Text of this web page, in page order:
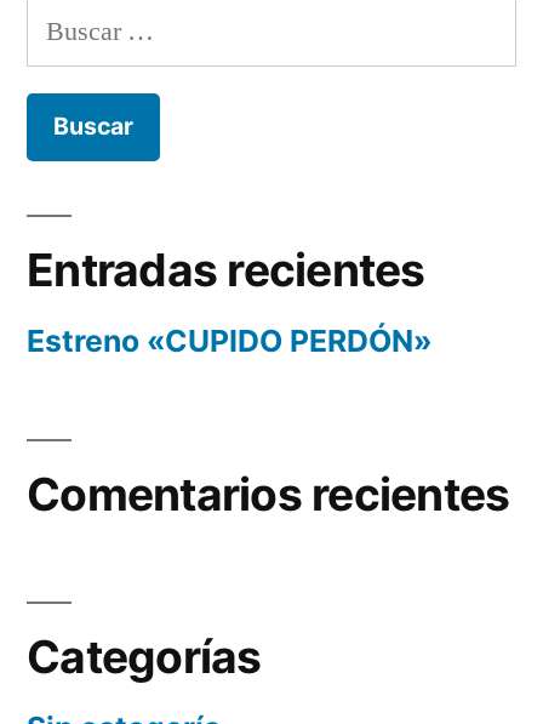
Buscar:
Entradas recientes
Estreno «CUPIDO PERDÓN»
Comentarios recientes
Categorías